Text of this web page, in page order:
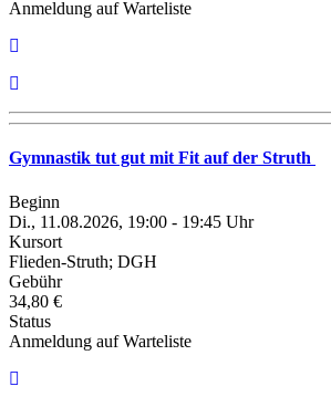
Anmeldung auf Warteliste
Gymnastik tut gut mit Fit auf der Struth
Beginn
Di., 11.08.2026, 19:00 - 19:45 Uhr
Kursort
Flieden-Struth; DGH
Gebühr
34,80 €
Status
Anmeldung auf Warteliste